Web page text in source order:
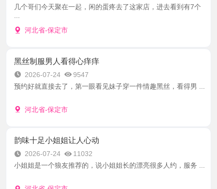
几个哥们今天聚在一起，闲的蛋疼去了这家店，进去看到有7个
河北省-保定市
黑丝制服男人看得心痒痒
2026-07-24
9547
预约好就直接去了，第一眼看见妹子穿一件情趣黑丝，看得男 ...
河北省-保定市
韵味十足小姐姐让人心动
2026-07-24
11032
小姐姐是一个狼友推荐的，说小姐姐长的漂亮很多人约，服务 ...